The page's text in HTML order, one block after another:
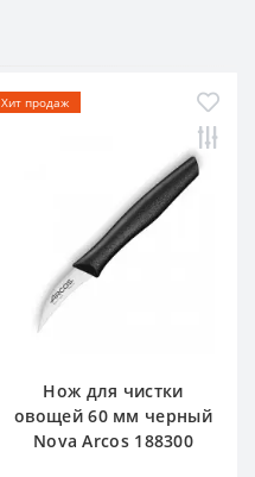
Хит продаж
Нож для чистки
овощей 60 мм черный
Nova Arcos 188300